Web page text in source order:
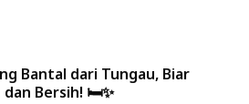
Bantal dari Tungau, Biar
Bersih! 🛏️✨